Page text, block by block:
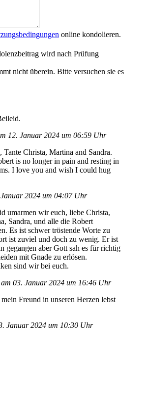
online kondolieren.
wird nach Prüfung
nicht überein. Bitte versuchen sie es
12. Januar 2024 um 06:59 Uhr
Christa, Martina and Sandra.
is no longer in pain and resting in
I love you and wish I could hug
2024 um 04:07 Uhr
umarmen wir euch, liebe Christa,
Sandra, und alle die Robert
Es ist schwer tröstende Worte zu
ist zuviel und doch zu wenig. Er ist
gegangen aber Gott sah es für richtig
mit Gnade zu erlösen.
sind wir bei euch.
03. Januar 2024 um 16:46 Uhr
Freund in unseren Herzen lebst
Januar 2024 um 10:30 Uhr